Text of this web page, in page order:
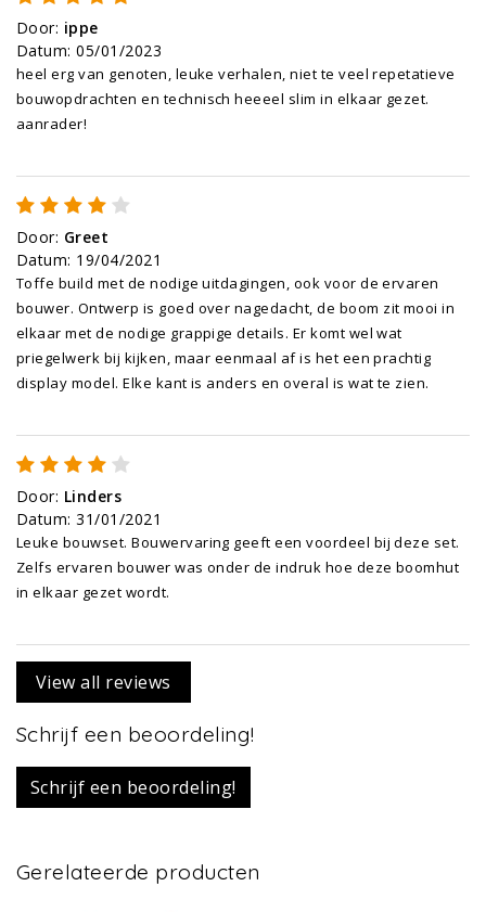
Door: ippe
Datum:05/01/2023
heel erg van genoten, leuke verhalen, niet te veel repetatieve
bouwopdrachten en technisch heeeel slim in elkaar gezet.
aanrader!
Door: Greet
Datum: 19/04/2021
Toffe build met de nodige uitdagingen, ook voor de ervaren
bouwer. Ontwerp is goed over nagedacht, de boom zit mooi in
elkaar met de nodige grappige details. Er komt wel wat
priegelwerk bij kijken, maar eenmaal af is het een prachtig
display model. Elke kant is anders en overal is wat te zien.
Door: Linders
Datum:31/01/2021
Leuke bouwset. Bouwervaring geeft een voordeel bij deze set.
Zelfs ervaren bouwer was onder de indruk hoe deze boomhut
in elkaar gezet wordt.
View all reviews
Schrijf een beoordeling!
Schrijf een beoordeling!
Gerelateerde producten